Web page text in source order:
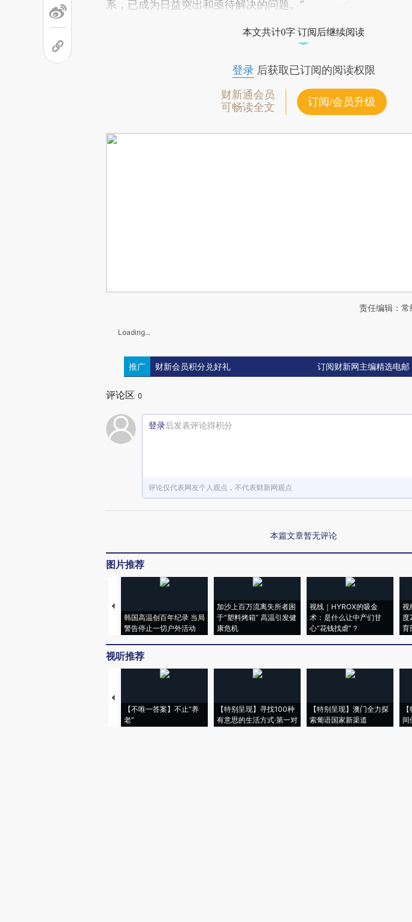
系，已成为日益突出和亟待解决的问题。”
本文共计0字 订阅后继续阅读
登录后获取已订阅的阅读权限
财新通会员
可畅读全文
订阅/会员升级
责任编辑：
Loading...
推广 财新会员积分兑好礼 订阅财新网主编精选电邮
评论区 0
登录后发表评论得积分
评论仅代表网友个人观点，不代表财新网观点
本篇文章暂无评论
图片推荐
韩国高温创百年纪录 当局
警告停止一切户外活动
加沙上百万流离失所者困
于“塑料烤箱” 高温引发健
康危机
视线｜HYROX的吸金
术：是什么让中产们甘
心“花钱找虐”？
视
度
育
视听推荐
【不唯一答案】不止“养
老”
【特别呈现】寻找100种
有意思的生活方式·第一对
【特别呈现】澳门全力探
索葡语国家新渠道
间